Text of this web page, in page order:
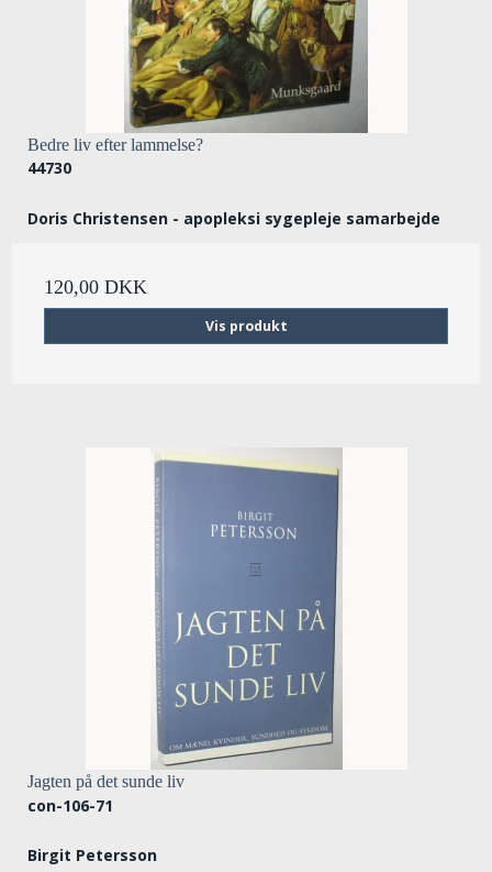
Bedre liv efter lammelse?
44730
Doris Christensen - apopleksi sygepleje samarbejde
120,00 DKK
Vis produkt
Jagten på det sunde liv
con-106-71
Birgit Petersson